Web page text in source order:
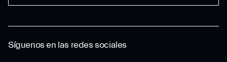
Síguenos en las redes sociales